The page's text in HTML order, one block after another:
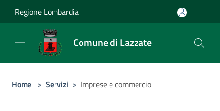
Regione Lombardia
Comune di Lazzate
Home > Servizi > Imprese e commercio